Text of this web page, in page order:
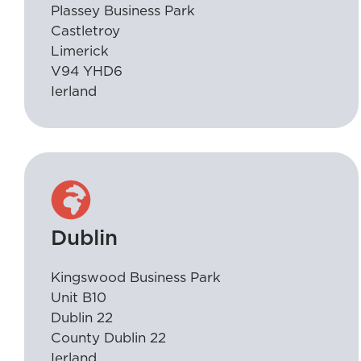
Plassey Business Park
Castletroy
Limerick
V94 YHD6
Ierland
Dublin
Kingswood Business Park
Unit B10
Dublin 22
County Dublin 22
Ierland